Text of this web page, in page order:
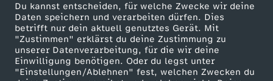
Du kannst entscheiden, für welche Zwecke wir deine
Daten speichern und verarbeiten dürfen. Dies
betrifft nur dein aktuell genutztes Gerät. Mit
"Zustimmen" erklärst du deine Zustimmung zu
unserer Datenverarbeitung, für die wir deine
Einwilligung benötigen. Oder du legst unter
"Einstellungen/Ablehnen" fest, welchen Zwecken du
i
e
ZDF goes Schule
Werbefernsehen
Mainzelmännchen